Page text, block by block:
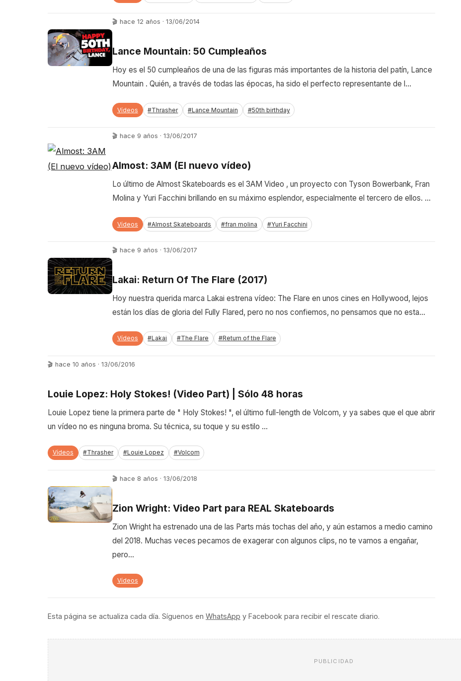
🎬 hace 12 años · 13/06/2014
Lance Mountain: 50 Cumpleaños
Hoy es el 50 cumpleaños de una de las figuras más importantes de la historia del patín, Lance
Mountain . Quién, a través de todas las épocas, ha sido el perfecto representante de l…
Vídeos #Thrasher #Lance Mountain #50th birthday
🎬 hace 9 años · 13/06/2017
Almost: 3AM (El nuevo vídeo)
Lo último de Almost Skateboards es el 3AM Video , un proyecto con Tyson Bowerbank, Fran
Molina y Yuri Facchini brillando en su máximo esplendor, especialmente el tercero de ellos. …
Vídeos #Almost Skateboards #fran molina #Yuri Facchini
🎬 hace 9 años · 13/06/2017
Lakai: Return Of The Flare (2017)
Hoy nuestra querida marca Lakai estrena vídeo: The Flare en unos cines en Hollywood, lejos
están los días de gloria del Fully Flared, pero no nos confiemos, no pensamos que no esta…
Vídeos #Lakai #The Flare #Return of the Flare
🎬 hace 10 años · 13/06/2016
Louie Lopez: Holy Stokes! (Video Part) | Sólo 48 horas
Louie Lopez tiene la primera parte de " Holy Stokes! ", el último full-length de Volcom, y ya sabes que el que abrir
un vídeo no es ninguna broma. Su técnica, su toque y su estilo …
Vídeos #Thrasher #Louie Lopez #Volcom
🎬 hace 8 años · 13/06/2018
Zion Wright: Video Part para REAL Skateboards
Zion Wright ha estrenado una de las Parts más tochas del año, y aún estamos a medio camino
del 2018. Muchas veces pecamos de exagerar con algunos clips, no te vamos a engañar,
pero…
Vídeos
Esta página se actualiza cada día. Síguenos en WhatsApp y Facebook para recibir el rescate diario.
PUBLICIDAD